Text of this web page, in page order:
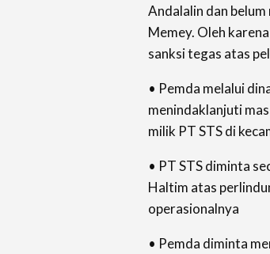
Andalalin dan
Memey. Oleh
sanksi tegas atas
• Pemda melalui
menindaklanjuti
milik PT STS di
• PT STS diminta
Haltim atas
operasionalnya
• Pemda diminta